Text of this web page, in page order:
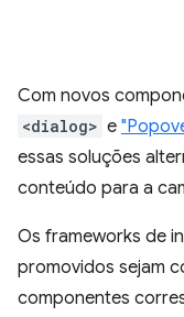
Com novos
<dialog> e
essas soluções
conteúdo para a
Os frameworks de
promovidos sejam
componentes